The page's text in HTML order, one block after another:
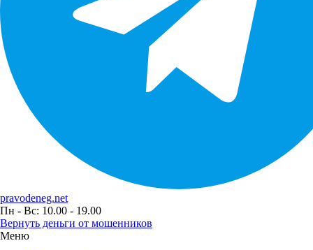
pravodeneg.net
Пн - Вс: 10.00 - 19.00
Вернуть деньги от мошенников
Меню